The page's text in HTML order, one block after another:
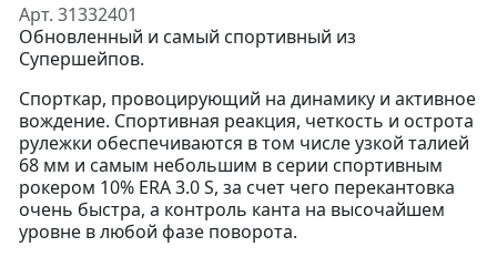
Арт. 31332401
Обновленный и самый спортивный из
Супершейпов.
Спорткар, провоцирующий на динамику и активное
вождение. Спортивная реакция, четкость и острота
рулежки обеспечиваются в том числе узкой талией
68 мм и самым небольшим в серии спортивным
рокером 10% ERA 3.0 S, за счет чего перекантовка
очень быстра, а контроль канта на высочайшем
уровне в любой фазе поворота.